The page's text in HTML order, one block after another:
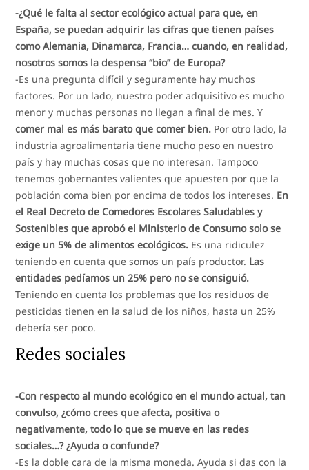
-¿Qué le falta al sector ecológico actual para que, en
España, se puedan adquirir las cifras que tienen países
como Alemania, Dinamarca, Francia… cuando, en realidad,
nosotros somos la despensa “bio” de Europa?
-Es una pregunta difícil y seguramente hay muchos
factores. Por un lado, nuestro poder adquisitivo es mucho
menor y muchas personas no llegan a final de mes. Y
comer mal es más barato que comer bien. Por otro lado, la
industria agroalimentaria tiene mucho peso en nuestro
país y hay muchas cosas que no interesan. Tampoco
tenemos gobernantes valientes que apuesten por que la
población coma bien por encima de todos los intereses. En
el Real Decreto de Comedores Escolares Saludables y
Sostenibles que aprobó el Ministerio de Consumo solo se
exige un 5% de alimentos ecológicos. Es una ridiculez
teniendo en cuenta que somos un país productor. Las
entidades pedíamos un 25% pero no se consiguió.
Teniendo en cuenta los problemas que los residuos de
pesticidas tienen en la salud de los niños, hasta un 25%
debería ser poco.
Redes sociales
-Con respecto al mundo ecológico en el mundo actual, tan
convulso, ¿cómo crees que afecta, positiva o
negativamente, todo lo que se mueve en las redes
sociales…? ¿Ayuda o confunde?
-Es la doble cara de la misma moneda. Ayuda si das con la